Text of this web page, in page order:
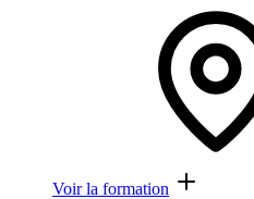
Voir la formation